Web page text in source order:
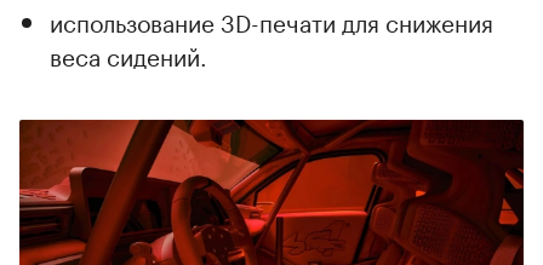
использование 3D-печати для снижения
веса сидений.